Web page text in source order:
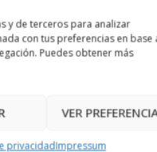
y de terceros para analizar
con tus preferencias en base
Puedes obtener más
VER
privacidadImpressum